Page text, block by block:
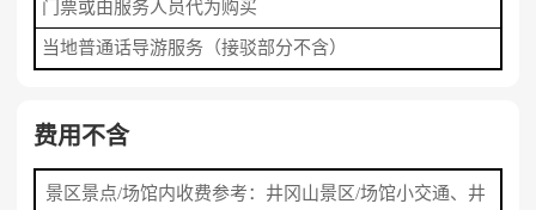
门票或由服务人员代为购买
当地普通话导游服务（接驳部分不含）
费用不含
景区景点/场馆内收费参考：井冈山景区/场馆小交通、井